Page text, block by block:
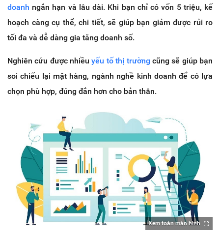
doanh ngắn hạn và lâu dài. Khi bạn chỉ có vốn 5 triệu, kế
hoạch càng cụ thể, chi tiết, sẽ giúp bạn giảm được rủi ro
tối đa và dễ dàng gia tăng doanh số.
Nghiên cứu được nhiềuyếu tố thị trường cũng sẽ giúp bạn
soi chiếu lại mặt hàng, ngành nghề kinh doanh để có lựa
chọn phù hợp, đúng đắn hơn cho bản thân.
Xem toàn màn hình